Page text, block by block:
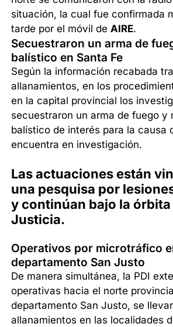
situación, la cual fue confirmada
tarde por el móvil deAIRE.
Secuestraron un arma de
balístico en Santa Fe
Según la información recabada
allanamientos, en los
en la capital provincial los
secuestraron un arma de fuego y
balístico de interés para la causa
encuentra en investigación.
Las actuaciones están
una pesquisa por
y continúan bajo la órbita
Justicia.
Operativos por microtráfico
departamento San Justo
De manera simultánea, la PDI
operativas hacia el norte
departamento San Justo, se
allanamientos en las localidades